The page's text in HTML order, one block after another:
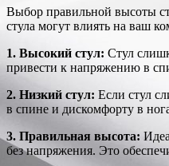
Выбор правильной высоты
стула могут влиять на ваш
1. Высокий стул: Стул
привести к напряжению в
2. Низкий стул: Если стул
в спине и дискомфорту в
3. Правильная высота:
без напряжения. Это